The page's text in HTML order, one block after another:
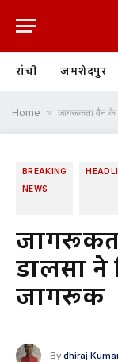
रांची जमशेदपुर
Home » जागरूकता वैन के
BREAKING
NEWS
डालसा ने
जागरूक
By dhiraj